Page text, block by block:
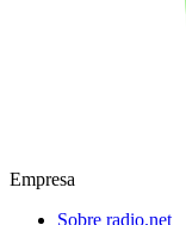
Empresa
Sobre radio.net